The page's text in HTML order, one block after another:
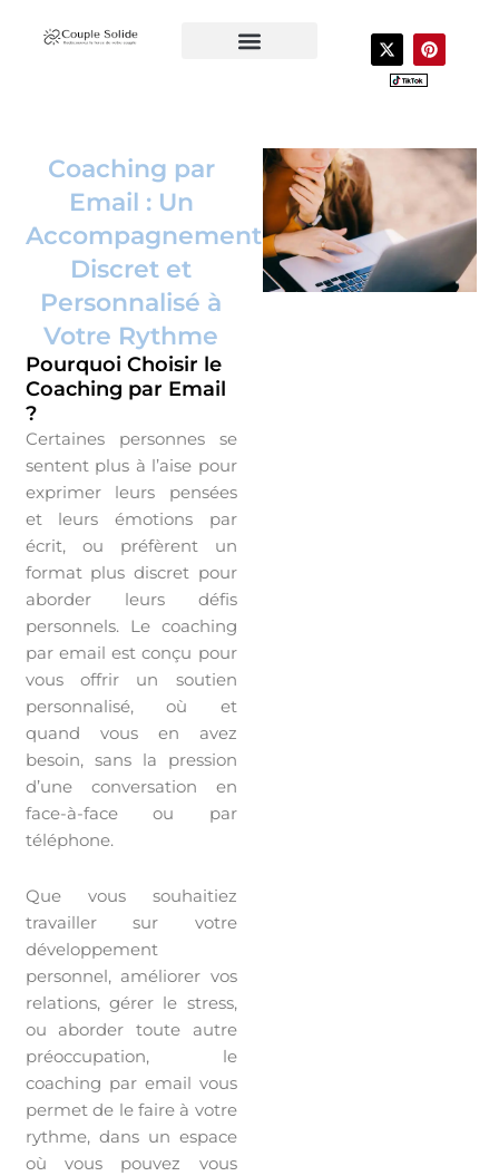
X
-
t
w
e
P
i
n
s
Coaching par
Email : Un
Accompagnement
Discret et
Personnalisé à
Votre Rythme
Pourquoi Choisir le
Coaching par Email
?
Certaines personnes se
sentent plus à l’aise pour
exprimer leurs pensées
et leurs émotions par
écrit, ou préfèrent un
format plus discret pour
aborder leurs défis
personnels. Le coaching
par email est conçu pour
vous offrir un soutien
personnalisé, où et
quand vous en avez
besoin, sans la pression
d’une conversation en
face-à-face ou par
téléphone.
Que vous souhaitiez
travailler sur votre
développement
personnel, améliorer vos
relations, gérer le stress,
ou aborder toute autre
préoccupation, le
coaching par email vous
permet de le faire à votre
rythme, dans un espace
où vous pouvez vous